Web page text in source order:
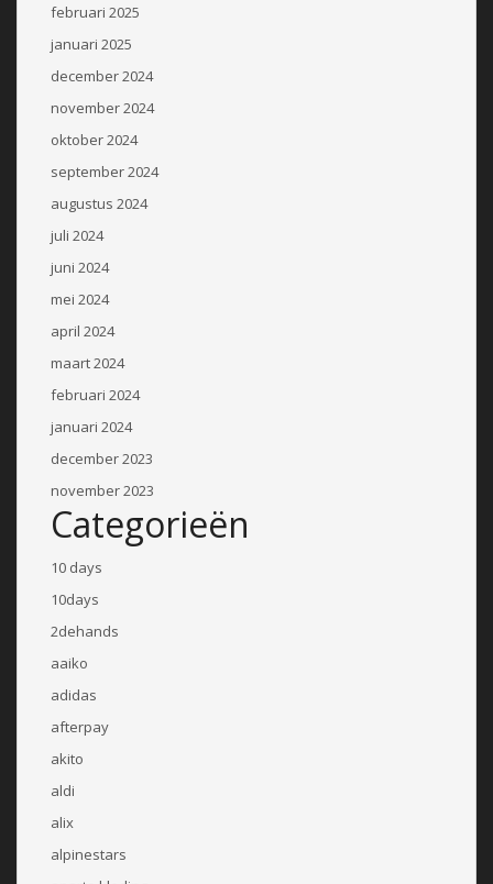
februari 2025
januari 2025
december 2024
november 2024
oktober 2024
september 2024
augustus 2024
juli 2024
juni 2024
mei 2024
april 2024
maart 2024
februari 2024
januari 2024
december 2023
november 2023
Categorieën
10 days
10days
2dehands
aaiko
adidas
afterpay
akito
aldi
alix
alpinestars